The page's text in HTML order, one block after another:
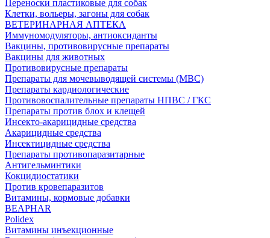
Переноски пластиковые для собак
Клетки, вольеры, загоны для собак
ВЕТЕРИНАРНАЯ АПТЕКА
Иммуномодуляторы, антиоксиданты
Вакцины, противовирусные препараты
Вакцины для животных
Противовирусные препараты
Препараты для мочевыводящей системы (МВС)
Препараты кардиологические
Противовоспалительные препараты НПВС / ГКС
Препараты против блох и клещей
Инсекто-акарицидные средства
Акарицидные средства
Инсектицидные средства
Препараты противопаразитарные
Антигельминтики
Кокцидиостатики
Против кровепаразитов
Витамины, кормовые добавки
BEAPHAR
Polidex
Витамины инъекционные